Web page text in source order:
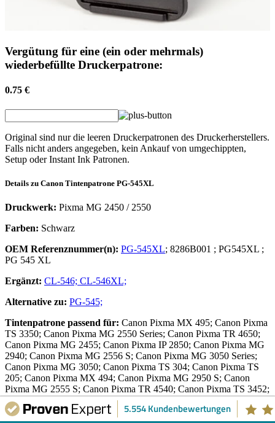
Vergütung für eine (ein oder mehrmals)
wiederbefüllte Druckerpatrone:
0.75 €
Original sind nur die leeren Druckerpatronen des Druckerherstellers.
Falls nicht anders angegeben, kein Ankauf von umgechippten,
Setup oder Instant Ink Patronen.
Details zu Canon Tintenpatrone PG-545XL
Druckwerk: Pixma MG 2450 / 2550
Farben: Schwarz
OEM Referenznummer(n): PG-545XL; 8286B001 ; PG545XL ;
PG 545 XL
Ergänzt: CL-546; CL-546XL;
Alternative zu: PG-545;
Tintenpatrone passend für: Canon Pixma MX 495; Canon Pixma
TS 3350; Canon Pixma MG 2550 Series; Canon Pixma TR 4650;
Canon Pixma MG 2455; Canon Pixma IP 2850; Canon Pixma MG
2940; Canon Pixma MG 2556 S; Canon Pixma MG 3050 Series;
Canon Pixma MG 3050; Canon Pixma TS 304; Canon Pixma TS
205; Canon Pixma MX 494; Canon Pixma MG 2950 S; Canon
Pixma MG 2555 S; Canon Pixma TR 4540; Canon Pixma TS 3452;
Canon Pixma TS 3152; Canon Pixma TR 4550; Canon Pixma IP
2820; Canon Pixma MX 490 Series; Canon Pixma TS 3600 Series;
5.554 Kundenbewertungen